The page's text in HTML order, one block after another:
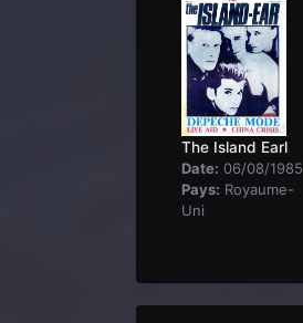
The Island Earl
Date: 06/08/1985
Pays: Royaume-
Uni